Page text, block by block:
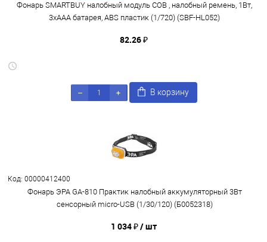
Фонарь SMARTBUY налобный модуль COB , налобный ремень, 1Вт,
3хAAA батарея, ABS пластик (1/720) (SBF-HL052)
82.26 ₽
В корзину
Код: 00000412400
Фонарь ЭРА GA-810 Практик налобный аккумуляторный 3Вт
сенсорный micro-USB (1/30/120) (Б0052318)
1 034 ₽/ шт